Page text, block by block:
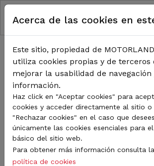
Pasar al contenido principal
RUTA DE NAVEGACIÓN
Inicio Noticias
TODA LA
MOTORLAND
Sigue de cerca todas las novedades
Aragón. Aquí encontrarás noticias
competiciones, pilotos, novedades
mucho más. Filtra por categoría o
no te pierdas nada del mundo del
Acerca de las cookies en
Este sitio, propiedad de
utiliza cookies propias y de
mejorar la usabilidad de
información.
Haz click en "Aceptar cookies" para
cookies y acceder directamente al sitio o
"Rechazar cookies" en el caso que
únicamente las cookies esenciales para
básico del sitio web.
Para obtener más información consulta
política de cookies